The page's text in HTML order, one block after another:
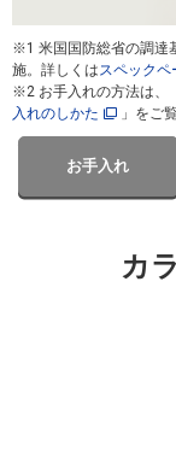
※1 米国国防総省の調達
施。詳しくはスペックペ
※2 お手入れの方法は、
入れのしかた
」をご
お手入れ
カ